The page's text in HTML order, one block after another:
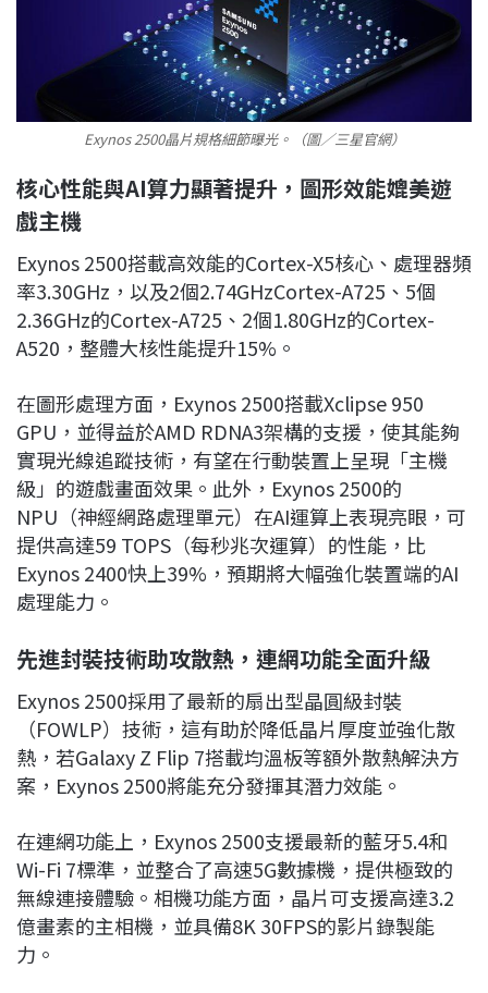
Exynos 2500晶片規格細節曝光。（圖／三星官網）
核心性能與AI算力顯著提升，圖形效能媲美遊
戲主機
Exynos 2500搭載高效能的Cortex-X5核心、處理器頻
率3.30GHz，以及2個2.74GHzCortex-A725、5個
2.36GHz的Cortex-A725、2個1.80GHz的Cortex-
A520，整體大核性能提升15%。
在圖形處理方面，Exynos 2500搭載Xclipse 950
GPU，並得益於AMD RDNA3架構的支援，使其能夠
實現光線追蹤技術，有望在行動裝置上呈現「主機
級」的遊戲畫面效果。此外，Exynos 2500的
NPU（神經網路處理單元）在AI運算上表現亮眼，可
提供高達59 TOPS（每秒兆次運算）的性能，比
Exynos 2400快上39%，預期將大幅強化裝置端的AI
處理能力。
先進封裝技術助攻散熱，連網功能全面升級
Exynos 2500採用了最新的扇出型晶圓級封裝
（FOWLP）技術，這有助於降低晶片厚度並強化散
熱，若Galaxy Z Flip 7搭載均溫板等額外散熱解決方
案，Exynos 2500將能充分發揮其潛力效能。
在連網功能上，Exynos 2500支援最新的藍牙5.4和
Wi-Fi 7標準，並整合了高速5G數據機，提供極致的
無線連接體驗。相機功能方面，晶片可支援高達3.2
億畫素的主相機，並具備8K 30FPS的影片錄製能
力。